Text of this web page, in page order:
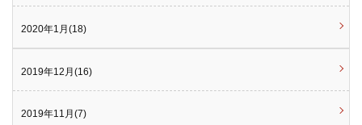
2020年1月(18)
2019年12月(16)
2019年11月(7)